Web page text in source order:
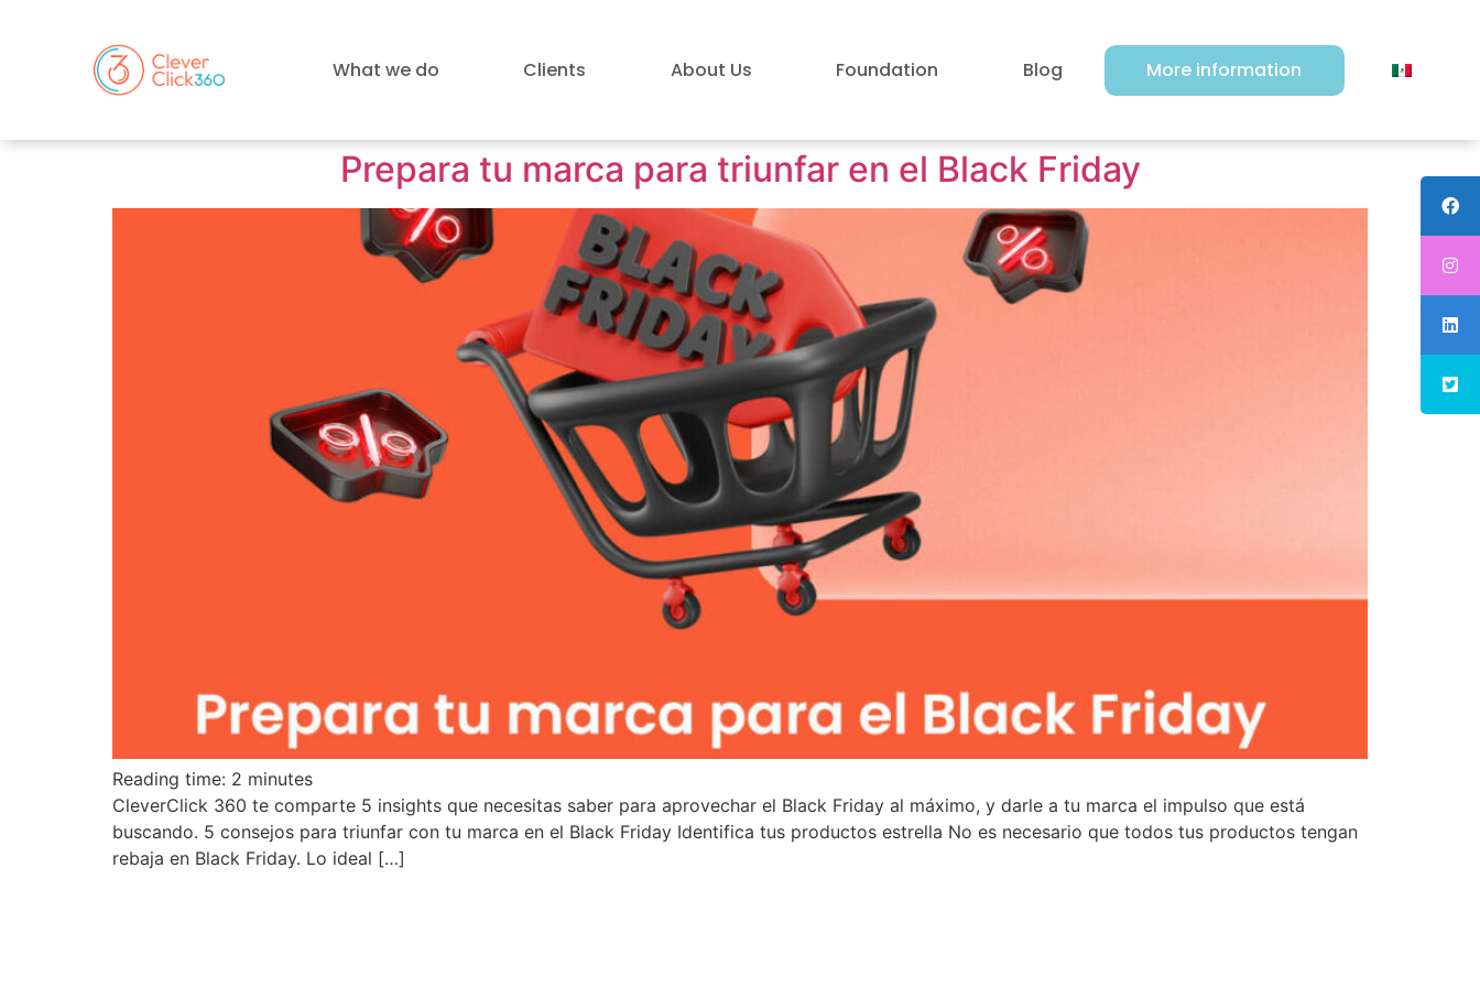
What we do Clients About Us Foundation Blog More information
Prepara tu marca para triunfar en el Black Friday
Reading time: 2 minutes
CleverClick 360 te comparte 5 insights que necesitas saber para aprovechar el Black Friday al máximo, y darle a tu marca el impulso que está
buscando. 5 consejos para triunfar con tu marca en el Black Friday Identifica tus productos estrella No es necesario que todos tus productos tengan
rebaja en Black Friday. Lo ideal […]